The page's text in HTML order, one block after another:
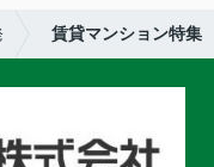
賃貸マンション特集